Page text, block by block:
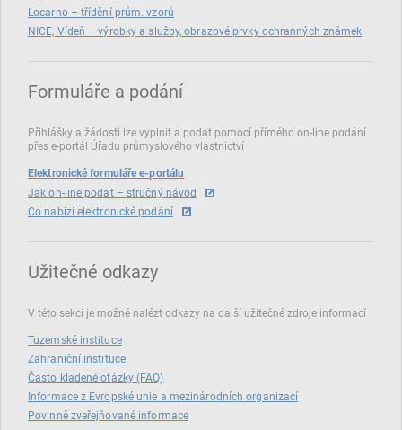
Locarno – třídění prům. vzorů
NICE, Vídeň – výrobky a služby, obrazové prvky ochranných známek
Formuláře a podání
Přihlášky a žádosti lze vyplnit a podat pomocí přímého on‑line podání
přes e‑portál Úřadu průmyslového vlastnictví
Elektronické formuláře e-portálu
Jak on-line podat – stručný návod
Co nabízí elektronické podání
Užitečné odkazy
V této sekci je možné nalézt odkazy na další užitečné zdroje informací
Tuzemské instituce
Zahraniční instituce
Často kladené otázky (FAQ)
Informace z Evropské unie a mezinárodních organizací
Povinně zveřejňované informace